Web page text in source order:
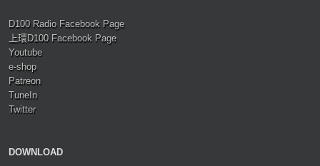
D100 Radio Facebook Page
上環D100 Facebook Page
Youtube
e-shop
Patreon
TuneIn
Twitter
DOWNLOAD